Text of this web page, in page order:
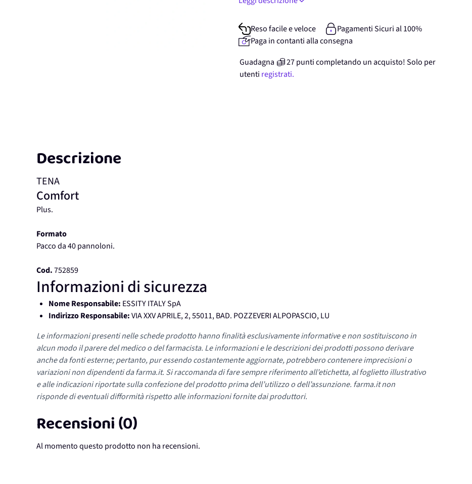
Reso facile e veloce
Pagamenti Sicuri al 100%
Paga in contanti alla consegna
Guadagna
27punticompletando un acquisto! Solo per
utenti registrati.
Descrizione
TENA
Comfort
Plus.
Formato
Pacco da 40 pannoloni.
Cod.752859
Informazioni di sicurezza
Nome Responsabile: ESSITY ITALY SpA
Indirizzo Responsabile:VIA XXV APRILE, 2, 55011, BAD. POZZEVERI ALPOPASCIO, LU
Le informazioni presenti nelle schede prodotto hanno finalità esclusivamente informative e non sostituiscono in
alcun modo il parere del medico o del farmacista. Le informazioni e le descrizioni dei prodotti possono derivare
anche da fonti esterne; pertanto, pur essendo costantemente aggiornate, potrebbero contenere imprecisioni o
variazioni non dipendenti da farma.it. Si raccomanda di fare sempre riferimento all’etichetta, al foglietto illustrativo
e alle indicazioni riportate sulla confezione del prodotto prima dell’utilizzo o dell’assunzione. farma.it non
risponde di eventuali difformità rispetto alle informazioni fornite dai produttori.
Recensioni (0)
Al momento questo prodotto non ha recensioni.